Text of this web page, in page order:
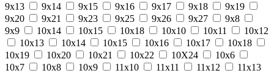
9х13
9х14 9х15 9х16 9х17 9х18
9х19
9х20
9х21 9х23 9х25 9х26 9х27
9х8
9х9
10x14 10x15 10x18 10х10 10х11
10х12
10х13
10х14 10х15 10х16 10х17
10х18
10х19
10х20 10х21 10х22 10Х24
10х6
10х7
10х8 10х9 11х10 11х11 11х12
11х13